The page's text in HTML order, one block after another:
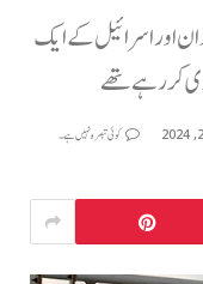
اور اسرائیل کے ایک
کر رہے تھے
کوئی تبصرہ نہیں ہے۔